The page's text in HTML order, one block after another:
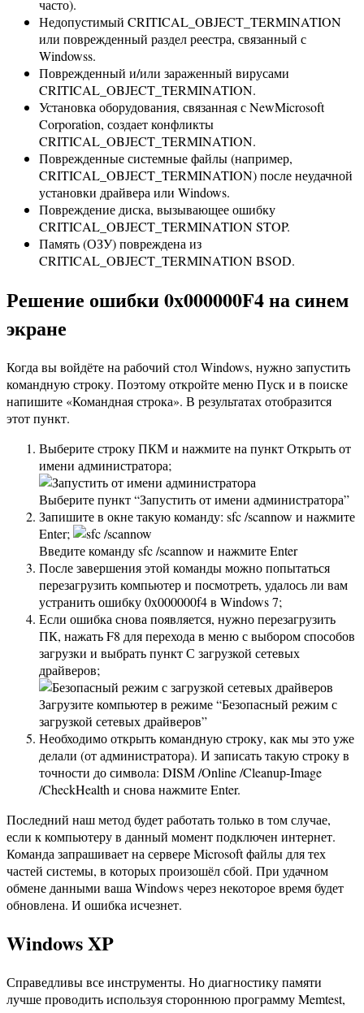
часто).
Недопустимый CRITICAL_OBJECT_TERMINATION
или поврежденный раздел реестра, связанный с
Windowss.
Поврежденный и/или зараженный вирусами
CRITICAL_OBJECT_TERMINATION.
Установка оборудования, связанная с NewMicrosoft
Corporation, создает конфликты
CRITICAL_OBJECT_TERMINATION.
Поврежденные системные файлы (например,
CRITICAL_OBJECT_TERMINATION) после неудачной
установки драйвера или Windows.
Повреждение диска, вызывающее ошибку
CRITICAL_OBJECT_TERMINATION STOP.
Память (ОЗУ) повреждена из
CRITICAL_OBJECT_TERMINATION BSOD.
Решение ошибки 0x000000F4 на синем
экране
Когда вы войдёте на рабочий стол Windows, нужно запустить
командную строку. Поэтому откройте меню Пуск и в поиске
напишите «Командная строка». В результатах отобразится
этот пункт.
Выберите строку ПКМ и нажмите на пункт Открыть от
имени администратора;
Выберите пункт “Запустить от имени администратора”
Запишите в окне такую команду: sfc /scannow и нажмите
Enter;
Введите команду sfc /scannow и нажмите Enter
После завершения этой команды можно попытаться
перезагрузить компьютер и посмотреть, удалось ли вам
устранить ошибку 0x000000f4 в Windows 7;
Если ошибка снова появляется, нужно перезагрузить
ПК, нажать F8 для перехода в меню с выбором способов
загрузки и выбрать пункт С загрузкой сетевых
драйверов;
Загрузите компьютер в режиме “Безопасный режим с
загрузкой сетевых драйверов”
Необходимо открыть командную строку, как мы это уже
делали (от администратора). И записать такую строку в
точности до символа: DISM /Online /Cleanup-Image
/CheckHealth и снова нажмите Enter.
Последний наш метод будет работать только в том случае,
если к компьютеру в данный момент подключен интернет.
Команда запрашивает на сервере Microsoft файлы для тех
частей системы, в которых произошёл сбой. При удачном
обмене данными ваша Windows через некоторое время будет
обновлена. И ошибка исчезнет.
Windows XP
Справедливы все инструменты. Но диагностику памяти
лучше проводить используя стороннюю программу Memtest,